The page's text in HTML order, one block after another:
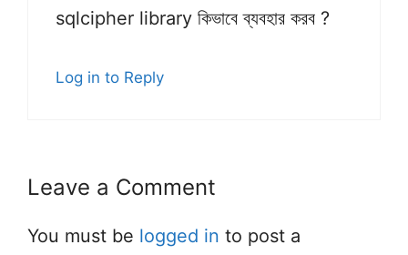
sqlcipher library কিভাবে ব্যবহার করব ?
Log in to Reply
Leave a Comment
You must be logged in to post a